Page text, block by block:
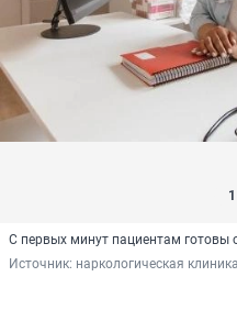
С первых минут пациентам
Источник: наркологическая